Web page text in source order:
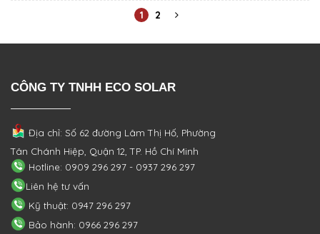
1 2
CÔNG TY TNHH ECO SOLAR
Địa chỉ: Số 62 đường Lâm Thị Hố, Phường
Tân Chánh Hiệp, Quận 12, TP. Hồ Chí Minh
Hotline: 0909 296 297 - 0937 296 297
Liên hệ tư vấn
Kỹ thuật: 0947 296 297
Bảo hành: 0966 296 297